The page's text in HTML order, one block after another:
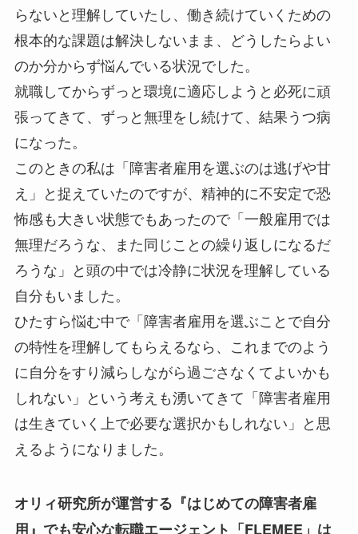
らないと理解していたし、働き続けていくための
根本的な課題は解決しないまま、どうしたらよい
のか分からず悩んでいる状況でした。
就職してからずっと環境に適応しようと必死に頑
張ってきて、ずっと無理をし続けて、結果うつ病
になった。
このときの私は「障害者雇用を選ぶのは逃げや甘
え」と捉えていたのですが、精神的に不安定で恐
怖感も大きい状態でもあったので「一般雇用では
無理だろうな、また同じことの繰り返しになるだ
ろうな」と頭の中では冷静に状況を理解している
自分もいました。
ひたすら悩む中で「障害者雇用を選ぶことで自分
の特性を理解してもらえるなら、これまでのよう
に自分をすり減らしながら過ごさなくてよいかも
しれない」という考えも湧いてきて「障害者雇用
は生きていく上で必要な選択かもしれない」と思
えるようになりました。
オリィ研究所が運営する『はじめての障害者雇
用』でも安心な転職エージェント「FLEMEE」は